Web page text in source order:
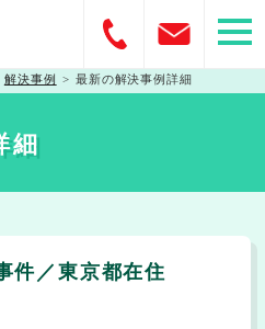
解決事例 > 最新の解決事例詳細
細
件／東京都在住